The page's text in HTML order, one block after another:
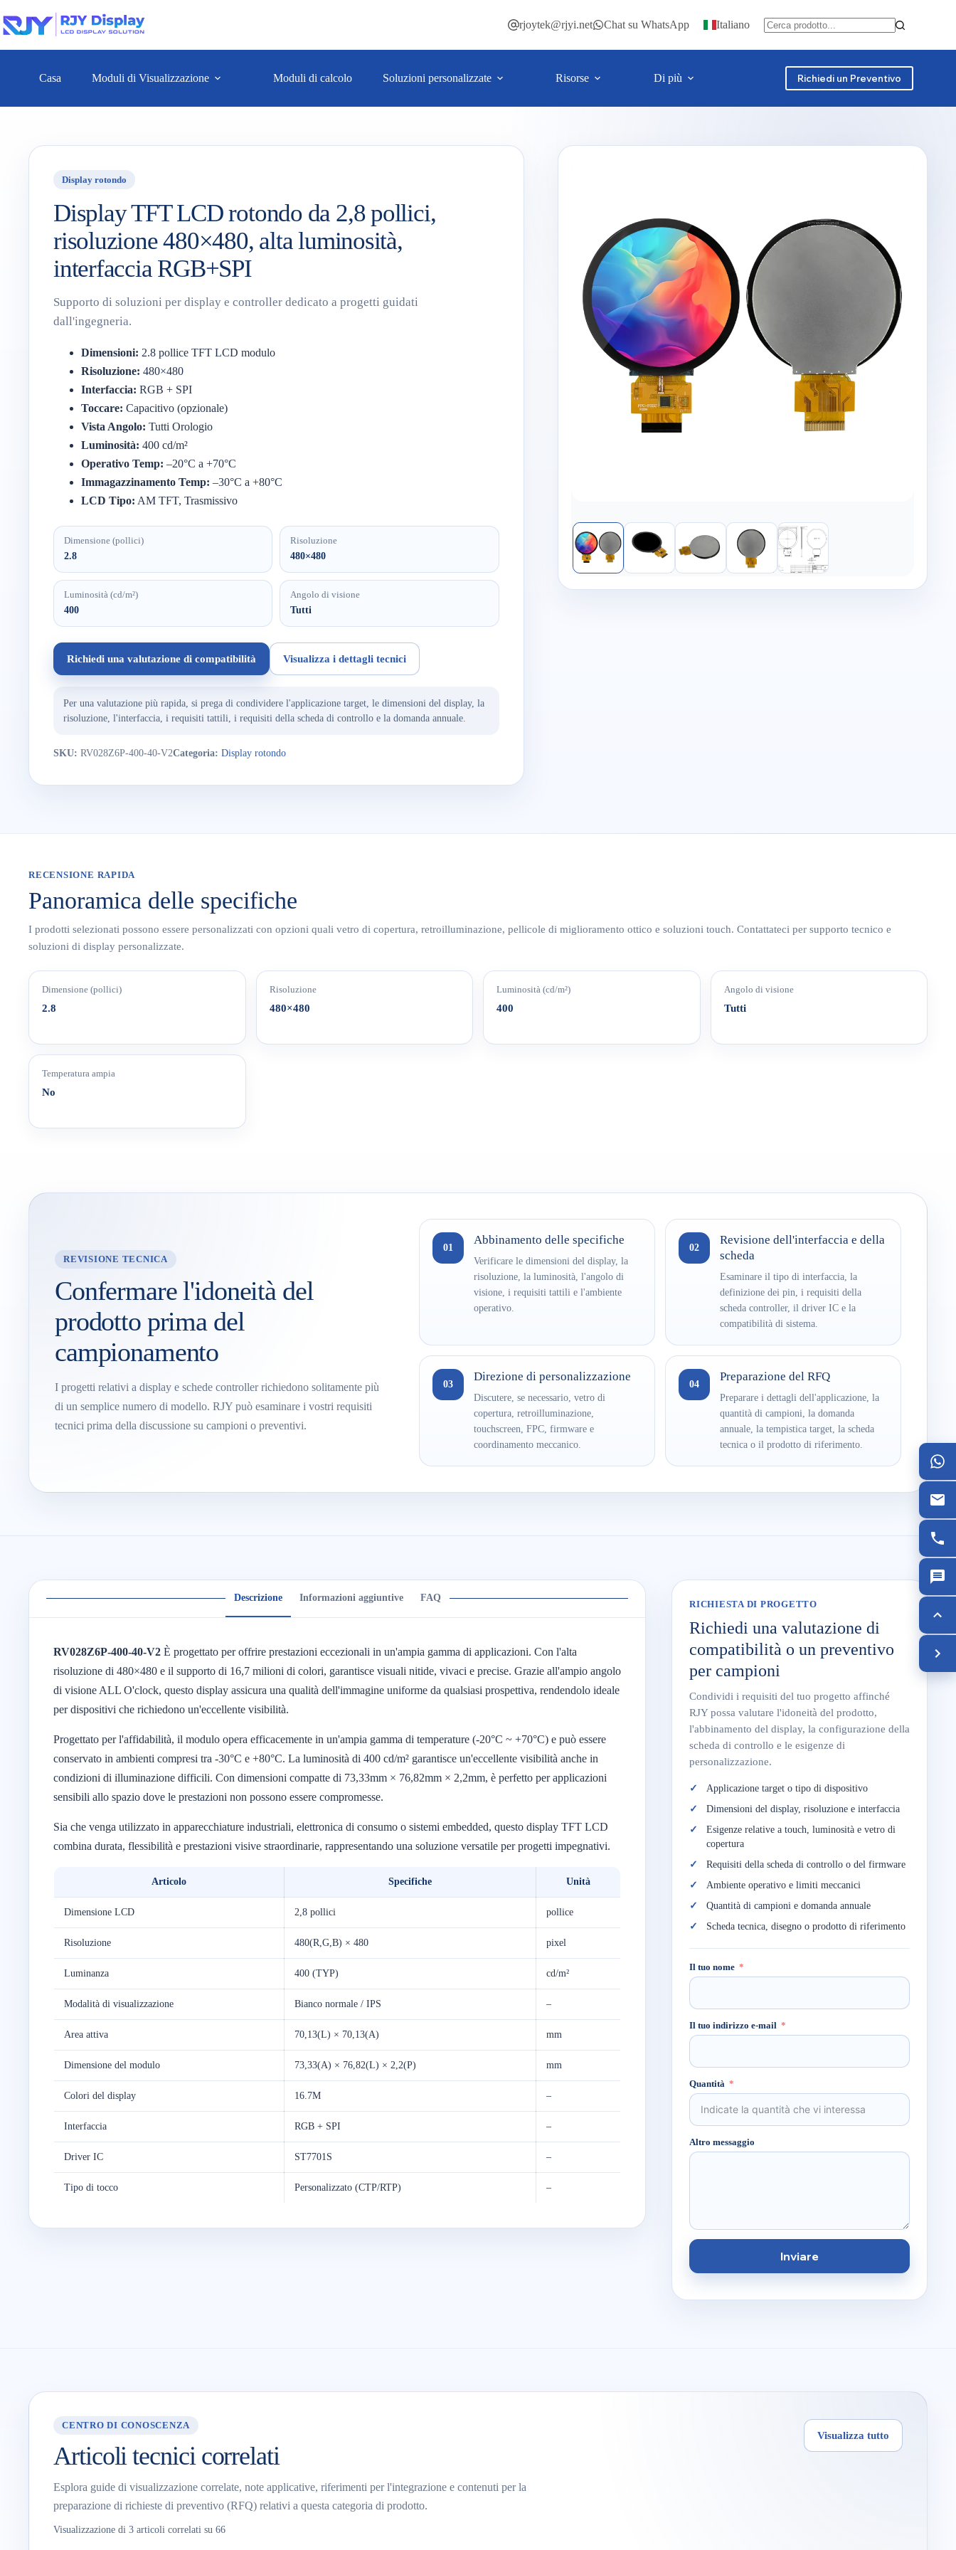
rjoytek@rjyi.net Chat su WhatsApp Italiano
Casa Moduli di Visualizzazione Moduli di calcolo Soluzioni personalizzate Risorse Di più Richiedi un Preventivo
Display rotondo
Display TFT LCD rotondo da 2,8 pollici,
risoluzione 480×480, alta luminosità,
interfaccia RGB+SPI
Supporto di soluzioni per display e controller dedicato a progetti guidati
dall'ingegneria.
Dimensioni: 2.8 pollice TFT LCD modulo
Risoluzione: 480×480
Interfaccia: RGB + SPI
Toccare: Capacitivo (opzionale)
Vista Angolo: Tutti Orologio
Luminosità: 400 cd/m²
Operativo Temp: –20°C a +70°C
Immagazzinamento Temp: –30°C a +80°C
LCD Tipo: AM TFT, Trasmissivo
Dimensione (pollici)
2.8
Risoluzione
480×480
Luminosità (cd/m²)
400
Angolo di visione
Tutti
Richiedi una valutazione di compatibilità Visualizza i dettagli tecnici
Per una valutazione più rapida, si prega di condividere l'applicazione target, le dimensioni del display, la
risoluzione, l'interfaccia, i requisiti tattili, i requisiti della scheda di controllo e la domanda annuale.
SKU: RV028Z6P-400-40-V2Categoria: Display rotondo
RECENSIONE RAPIDA
Panoramica delle specifiche
I prodotti selezionati possono essere personalizzati con opzioni quali vetro di copertura, retroilluminazione, pellicole di miglioramento ottico e soluzioni touch. Contattateci per supporto tecnico e
soluzioni di display personalizzate.
Dimensione (pollici)
2.8
Risoluzione
480×480
Luminosità (cd/m²)
400
Angolo di visione
Tutti
Temperatura ampia
No
REVISIONE TECNICA
Confermare l'idoneità del
prodotto prima del
campionamento
I progetti relativi a display e schede controller richiedono solitamente più
di un semplice numero di modello. RJY può esaminare i vostri requisiti
tecnici prima della discussione su campioni o preventivi.
01
Abbinamento delle specifiche
Verificare le dimensioni del display, la
risoluzione, la luminosità, l'angolo di
visione, i requisiti tattili e l'ambiente
operativo.
02
Revisione dell'interfaccia e della
scheda
Esaminare il tipo di interfaccia, la
definizione dei pin, i requisiti della
scheda controller, il driver IC e la
compatibilità di sistema.
03
Direzione di personalizzazione
Discutere, se necessario, vetro di
copertura, retroilluminazione,
touchscreen, FPC, firmware e
coordinamento meccanico.
04
Preparazione del RFQ
Preparare i dettagli dell'applicazione, la
quantità di campioni, la domanda
annuale, la tempistica target, la scheda
tecnica o il prodotto di riferimento.
Descrizione Informazioni aggiuntive FAQ
RV028Z6P-400-40-V2 È progettato per offrire prestazioni eccezionali in un'ampia gamma di applicazioni. Con l'alta
risoluzione di 480×480 e il supporto di 16,7 milioni di colori, garantisce visuali nitide, vivaci e precise. Grazie all'ampio angolo
di visione ALL O'clock, questo display assicura una qualità dell'immagine uniforme da qualsiasi prospettiva, rendendolo ideale
per dispositivi che richiedono un'eccellente visibilità.
Progettato per l'affidabilità, il modulo opera efficacemente in un'ampia gamma di temperature (-20°C ~ +70°C) e può essere
conservato in ambienti compresi tra -30°C e +80°C. La luminosità di 400 cd/m² garantisce un'eccellente visibilità anche in
condizioni di illuminazione difficili. Con dimensioni compatte di 73,33mm × 76,82mm × 2,2mm, è perfetto per applicazioni
sensibili allo spazio dove le prestazioni non possono essere compromesse.
Sia che venga utilizzato in apparecchiature industriali, elettronica di consumo o sistemi embedded, questo display TFT LCD
combina durata, flessibilità e prestazioni visive straordinarie, rappresentando una soluzione versatile per progetti impegnativi.
Articolo Specifiche Unità
Dimensione LCD 2,8 pollici pollice
Risoluzione 480(R,G,B) × 480 pixel
Luminanza 400 (TYP) cd/m²
Modalità di visualizzazione Bianco normale / IPS –
Area attiva 70,13(L) × 70,13(A) mm
Dimensione del modulo 73,33(A) × 76,82(L) × 2,2(P) mm
Colori del display 16.7M –
Interfaccia RGB + SPI –
Driver IC ST7701S –
Tipo di tocco Personalizzato (CTP/RTP) –
RICHIESTA DI PROGETTO
Richiedi una valutazione di
compatibilità o un preventivo
per campioni
Condividi i requisiti del tuo progetto affinché
RJY possa valutare l'idoneità del prodotto,
l'abbinamento del display, la configurazione della
scheda di controllo e le esigenze di
personalizzazione.
Applicazione target o tipo di dispositivo
Dimensioni del display, risoluzione e interfaccia
Esigenze relative a touch, luminosità e vetro di
copertura
Requisiti della scheda di controllo o del firmware
Ambiente operativo e limiti meccanici
Quantità di campioni e domanda annuale
Scheda tecnica, disegno o prodotto di riferimento
Il tuo nome
Il tuo indirizzo e-mail
Quantità
Altro messaggio
Inviare
CENTRO DI CONOSCENZA
Articoli tecnici correlati
Esplora guide di visualizzazione correlate, note applicative, riferimenti per l'integrazione e contenuti per la
preparazione di richieste di preventivo (RFQ) relativi a questa categoria di prodotto.
Visualizzazione di 3 articoli correlati su 66
Visualizza tutto